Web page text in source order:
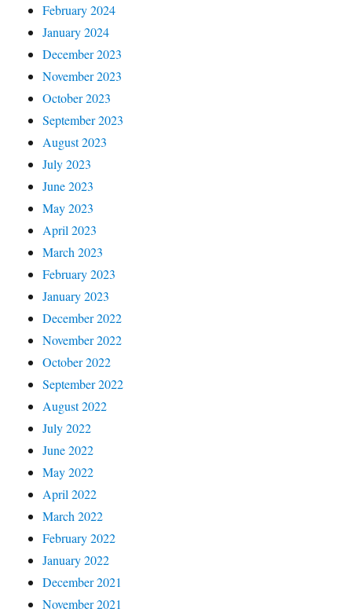
February 2024
January 2024
December 2023
November 2023
October 2023
September 2023
August 2023
July 2023
June 2023
May 2023
April 2023
March 2023
February 2023
January 2023
December 2022
November 2022
October 2022
September 2022
August 2022
July 2022
June 2022
May 2022
April 2022
March 2022
February 2022
January 2022
December 2021
November 2021